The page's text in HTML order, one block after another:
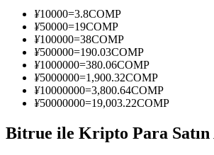
Bilgi
¥10000=3.8COMP
¥50000=19COMP
¥100000=38COMP
¥500000=190.03COMP
¥1000000=380.06COMP
¥5000000=1,900.32COMP
¥10000000=3,800.64COMP
¥50000000=19,003.22COMP
Bitrue ile Kripto Para Satın